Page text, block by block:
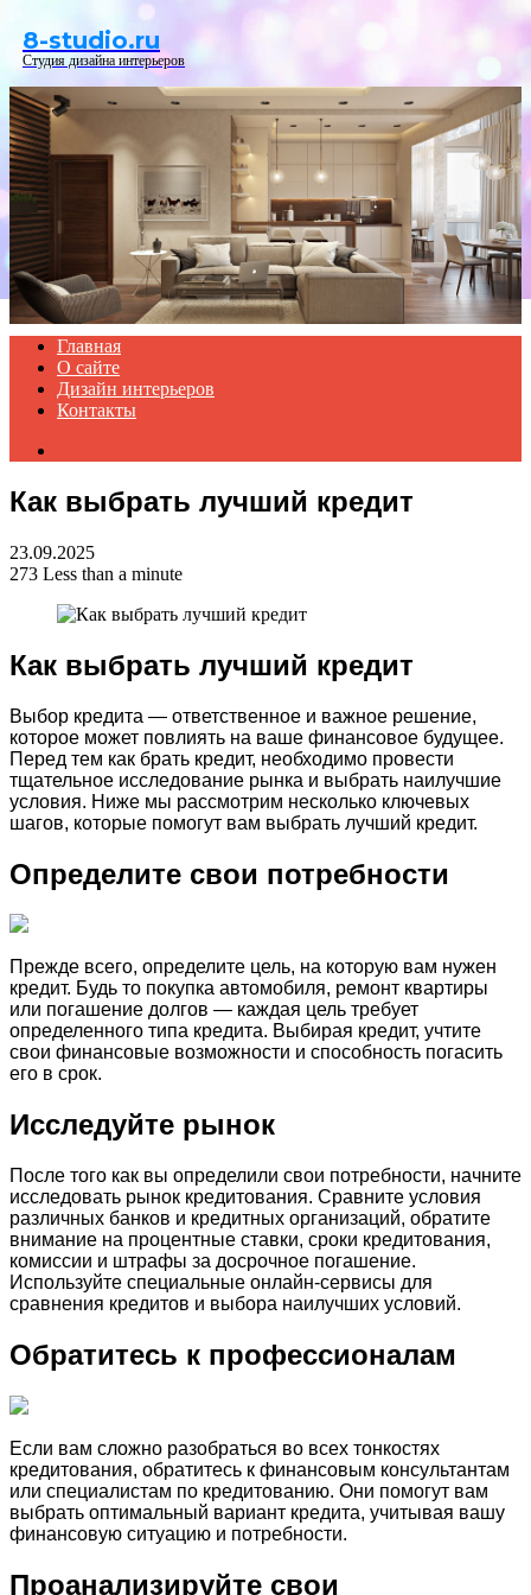
8-studio.ru
Студия дизайна интерьеров
Главная
О сайте
Дизайн интерьеров
Контакты
Как выбрать лучший кредит
23.09.2025
273 Less than a minute
Как выбрать лучший кредит
Выбор кредита — ответственное и важное решение,
которое может повлиять на ваше финансовое будущее.
Перед тем как брать кредит, необходимо провести
тщательное исследование рынка и выбрать наилучшие
условия. Ниже мы рассмотрим несколько ключевых
шагов, которые помогут вам выбрать лучший кредит.
Определите свои потребности
Прежде всего, определите цель, на которую вам нужен
кредит. Будь то покупка автомобиля, ремонт квартиры
или погашение долгов — каждая цель требует
определенного типа кредита. Выбирая кредит, учтите
свои финансовые возможности и способность погасить
его в срок.
Исследуйте рынок
После того как вы определили свои потребности, начните
исследовать рынок кредитования. Сравните условия
различных банков и кредитных организаций, обратите
внимание на процентные ставки, сроки кредитования,
комиссии и штрафы за досрочное погашение.
Используйте специальные онлайн-сервисы для
сравнения кредитов и выбора наилучших условий.
Обратитесь к профессионалам
Если вам сложно разобраться во всех тонкостях
кредитования, обратитесь к финансовым консультантам
или специалистам по кредитованию. Они помогут вам
выбрать оптимальный вариант кредита, учитывая вашу
финансовую ситуацию и потребности.
Проанализируйте свои